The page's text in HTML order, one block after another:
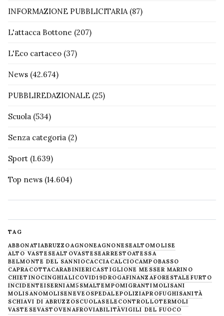
INFORMAZIONE PUBBLICITARIA (87)
L'attacca Bottone (207)
L'Eco cartaceo (37)
News (42.674)
PUBBLIREDAZIONALE (25)
Scuola (534)
Senza categoria (2)
Sport (1.639)
Top news (14.604)
TAG
ABBONATIABRUZZOAGNONEAGNONESEALTOMOLISE
ALTO VASTESEALTOVASTESEARRESTOATESSA
BELMONTE DEL SANNIOCACCIA CALCIOCAMPOBASSO
CAPRACOTTACARABINIERICASTIGLIONE MESSER MARINO
CHIETINOCINGHIALICOVID19DROGAFINANZAFORESTALE FURTO
INCIDENTEISERNIAM5SMALTEMPOMIGRANTIMOLISANI
MOLISANOMOLISENEVE OSPEDALEPOLIZIAPROFUGHISANITÀ
SCHIAVI DI ABRUZZOSCUOLASELECONTROLLOTERMOLI
VASTESEVASTOVENAFROVIABILITÀVIGILI DEL FUOCO